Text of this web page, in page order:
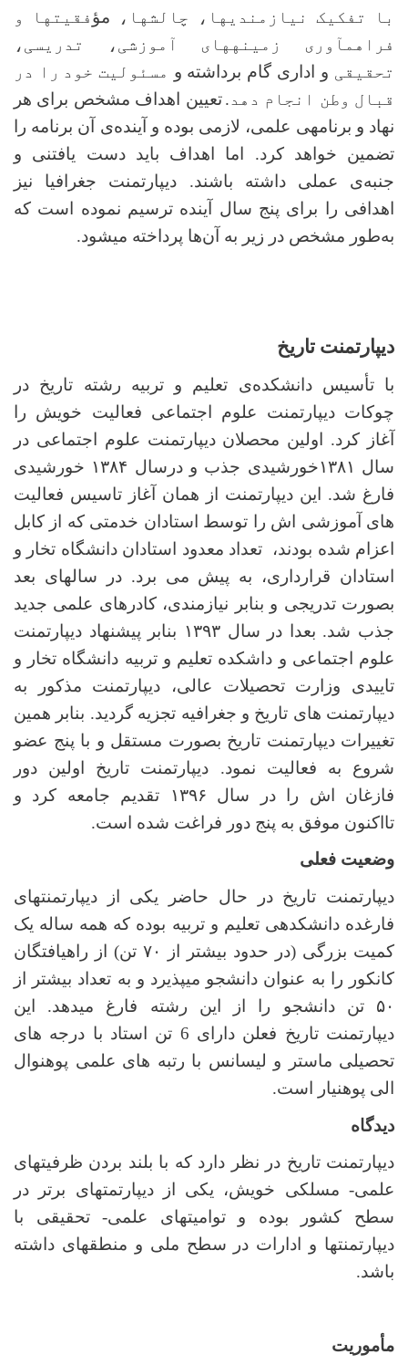
با تفکیک نیازمندی­ها، چالش­ها، مؤفقیت­ها و
فراهم­آوری زمینه­های آموزشی، تدریسی،
تحقیقی و اداری گام برداشته و مسئولیت خود را در
قبال وطن انجام دهد. تعیین اهداف مشخص برای هر
نهاد و برنامه­ی علمی، لازمی بوده و آینده‌ی آن برنامه را
تضمین خواهد کرد. اما اهداف باید دست یافتنی و
جنبه‌ی عملی داشته باشند. دیپارتمنت جغرافیا نیز
اهدافی را برای پنج سال آینده ترسیم نموده است که
به‌طور مشخص در زیر به آن‌ها پرداخته می­شود.
دیپارتمنت تاریخ
با تأسیس دانشکده‌ی تعلیم و تربیه رشته تاریخ در
چوکات دیپارتمنت علوم اجتماعی فعالیت خویش را
آغاز کرد. اولین محصلان دیپارتمنت علوم اجتماعی در
سال ۱۳۸۱خورشیدی جذب و درسال ۱۳۸۴ خورشیدی
فارغ شد. این دیپارتمنت از همان آغاز تاسیس فعالیت
های آموزشی اش را توسط استادان خدمتی که از کابل
اعزام شده بودند، تعداد معدود استادان دانشگاه تخار و
استادان قرارداری، به پیش می برد. در سالهای بعد
بصورت تدریجی و بنابر نیازمندی، کادرهای علمی جدید
جذب شد. بعدا در سال ۱۳۹۳ بنابر پیشنهاد دیپارتمنت
علوم اجتماعی و داشکده تعلیم و تربیه دانشگاه تخار و
تاییدی وزارت تحصیلات عالی، دیپارتمنت مذکور به
دیپارتمنت های تاریخ و جغرافیه تجزیه گردید. بنابر همین
تغییرات دیپارتمنت تاریخ بصورت مستقل و با پنج عضو
شروع به فعالیت نمود. دیپارتمنت تاریخ اولین دور
فازغان اش را در سال ۱۳۹۶ تقدیم جامعه کرد و
تااکنون موفق به پنج دور فراغت شده است.
وضعیت فعلی
دیپارتمنت تاریخ در حال حاضر یکی از دیپارتمنت­های
فارغ­ده دانشکده­ی تعلیم و تربیه بوده که همه ساله یک
کمیت بزرگی (در حدود بیش­تر از ۷۰ تن) از راه­یافتگان
کانکور را به عنوان دانشجو می­پذیرد و به تعداد بیش­تر از
۵۰ تن دانشجو را از این رشته فارغ می­دهد. این
دیپارتمنت تاریخ فعلن دارای 6 تن استاد با درجه های
تحصیلی ماستر و لیسانس با رتبه های علمی پوهنوال
الی پوهنیار است.
دیدگاه
دیپارتمنت تاریخ در نظر دارد که با بلند بردن ظرفیت­های
علمی- مسلکی خویش، یکی از دیپارتمت­های برتر در
سطح کشور بوده و توامیت­های علمی- تحقیقی با
دیپارتمنت­ها و ادارات در سطح ملی و منطقه­ای داشته
باشد.
مأموریت